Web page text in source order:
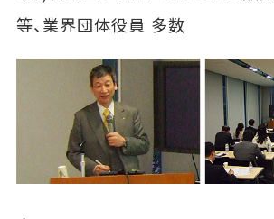
等、業界団体役員 多数